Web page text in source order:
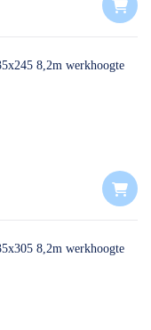
8,2m werkhoogte
8,2m werkhoogte